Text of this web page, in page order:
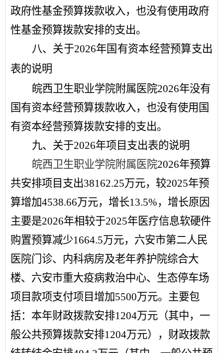
政府性基金预算拨款收入，也没有使用政府
性基金预算拨款安排的支出。
八、关于2026年国有资本经营预算支出
表的说明
皖西卫生职业学院附属医院2026年没有
国有资本经营预算拨款收入，也没有使用国
有资本经营预算拨款安排的支出。
九、关于2026年项目支出表的说明
皖西卫生职业学院附属医院2026年预算
共安排项目支出38162.25万元，较2025年预
算增加4538.66万元，增长13.5%，增长原因
主要是2026年相较于2025年医疗信息软硬件
购置预算减少1664.5万元， 六安市第二人民
医院门诊、内科病房及老年养护院综合大
楼、六安市重大疫病救治中心、生态停车场
项目款项支付项目增加5500万元。主要包
括：本年财政拨款安排1204万元（其中，一
般公共预算拨款安排1204万元），财政拨款